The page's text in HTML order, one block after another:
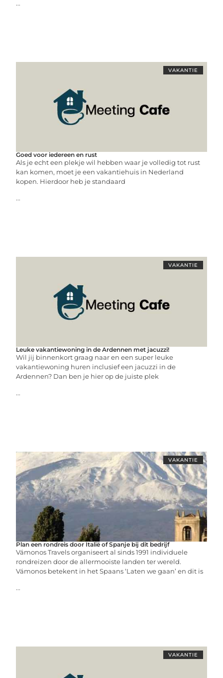
...
VAKANTIE
Goed voor iedereen en rust
Als je echt een plekje wil hebben waar je volledig tot rust
kan komen, moet je een vakantiehuis in Nederland
kopen. Hierdoor heb je standaard
...
VAKANTIE
Leuke vakantiewoning in de Ardennen met jacuzzi!
Wil jij binnenkort graag naar en een super leuke
vakantiewoning huren inclusief een jacuzzi in de
Ardennen? Dan ben je hier op de juiste plek
...
VAKANTIE
Plan een rondreis door Italië of Spanje bij dit bedrijf
Vámonos Travels organiseert al sinds 1991 individuele
rondreizen door de allermooiste landen ter wereld.
Vámonos betekent in het Spaans ‘Laten we gaan’ en dit is
...
VAKANTIE